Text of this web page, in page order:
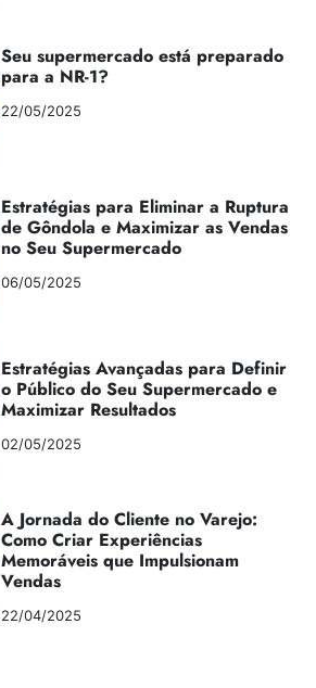
Seu supermercado está preparado
para a NR-1?
22/05/2025
Estratégias para Eliminar a Ruptura
de Gôndola e Maximizar as Vendas
no Seu Supermercado
06/05/2025
Estratégias Avançadas para Definir
o Público do Seu Supermercado e
Maximizar Resultados
02/05/2025
A Jornada do Cliente no Varejo:
Como Criar Experiências
Memoráveis que Impulsionam
Vendas
22/04/2025